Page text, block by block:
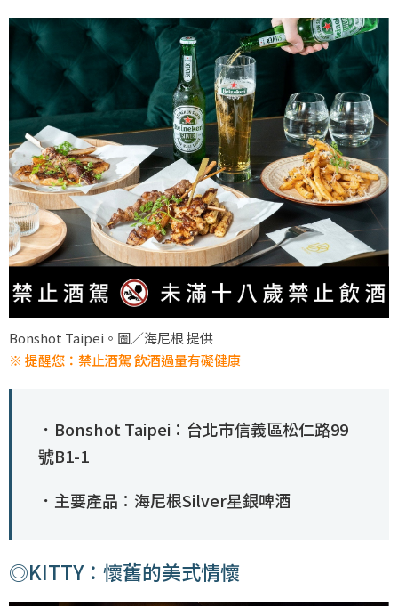
Bonshot Taipei。圖／海尼根 提供
※ 提醒您：禁止酒駕 飲酒過量有礙健康
．Bonshot Taipei：台北市信義區松仁路99
號B1-1
．主要產品：海尼根Silver星銀啤酒
◎KITTY：懷舊的美式情懷